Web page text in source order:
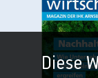
Diese